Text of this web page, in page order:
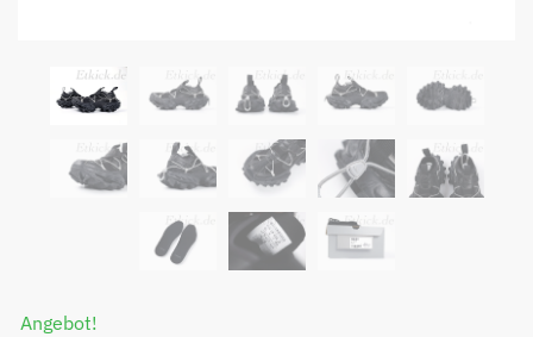
Angebot!